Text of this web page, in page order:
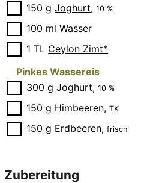
▢
150 g Joghurt,10 %
▢
100 ml Wasser
▢
1 TL Ceylon Zimt*
Pinkes Wassereis
▢
300 g Joghurt,10 %
▢
150 g Himbeeren,TK
▢
150 g Erdbeeren,frisch
Zubereitung